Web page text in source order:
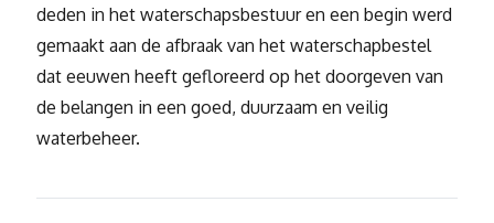
deden in het waterschapsbestuur en een begin werd
gemaakt aan de afbraak van het waterschapbestel
dat eeuwen heeft gefloreerd op het doorgeven van
de belangen in een goed, duurzaam en veilig
waterbeheer.